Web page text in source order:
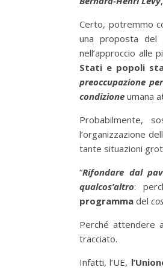
Certo, potremmo
una proposta del
nell’approccio alle
Stati e popoli
preoccupazione
condizione umana
Probabilmente,
l’organizzazione
tante situazioni
“Rifondare dal
qualcos’altro:
programma del
Perché attendere
tracciato.
Infatti, l’UE,